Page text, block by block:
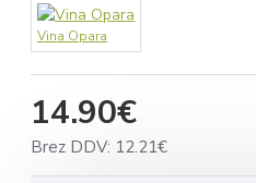
14.90€
Brez DDV: 12.21€
Vina Opara